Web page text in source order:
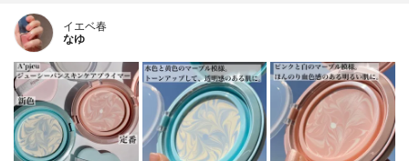
イエベ春
なゆ